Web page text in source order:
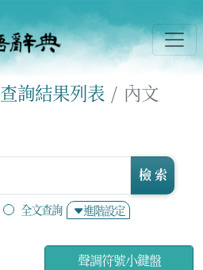
查詢結果列表 內文
全文查詢 進階設定
檢 索
聲調符號小鍵盤